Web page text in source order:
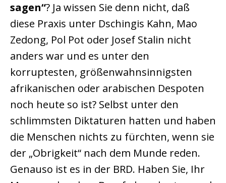
sagen“? Ja wissen Sie denn nicht, daß
diese Praxis unter Dschingis Kahn, Mao
Zedong, Pol Pot oder Josef Stalin nicht
anders war und es unter den
korruptesten, größenwahnsinnigsten
afrikanischen oder arabischen Despoten
noch heute so ist? Selbst unter den
schlimmsten Diktaturen hatten und haben
die Menschen nichts zu fürchten, wenn sie
der „Obrigkeit“ nach dem Munde reden.
Genauso ist es in der BRD. Haben Sie, Ihr